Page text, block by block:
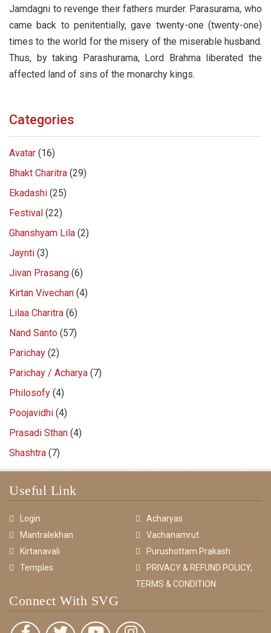
Jamdagni to revenge their fathers murder. Parasurama, who
came back to penitentially, gave twenty-one (twenty-one)
times to the world for the misery of the miserable husband.
Thus, by taking Parashurama, Lord Brahma liberated the
affected land of sins of the monarchy kings.
Categories
Avatar (16)
Bhakt Charitra (29)
Ekadashi (25)
Festival (22)
Ghanshyam Lila (2)
Jaynti (3)
Jivan Prasang (6)
Kirtan Vivechan (4)
Lilaa Charitra (6)
Nand Santo (57)
Parichay (2)
Parichay / Acharya (7)
Philosofy (4)
Poojavidhi (4)
Prasadi Sthan (4)
Shashtra (7)
Useful Link
Login
Acharyas
Mantralekhan
Vachanamrut
Kirtanavali
Purushottam Prakash
Temples
PRIVACY & REFUND POLICY,
TERMS & CONDITION
Connect With SVG